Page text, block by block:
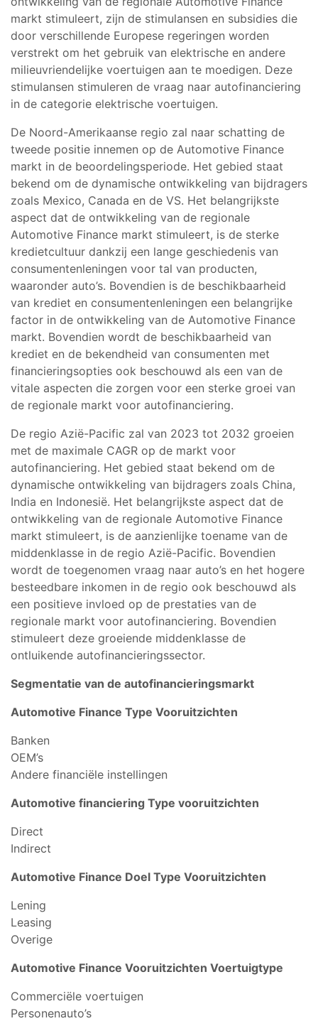
markt stimuleert, zijn de stimulansen en subsidies die
door verschillende Europese regeringen worden
verstrekt om het gebruik van elektrische en andere
milieuvriendelijke voertuigen aan te moedigen. Deze
stimulansen stimuleren de vraag naar autofinanciering
in de categorie elektrische voertuigen.
De Noord-Amerikaanse regio zal naar schatting de
tweede positie innemen op de Automotive Finance
markt in de beoordelingsperiode. Het gebied staat
bekend om de dynamische ontwikkeling van bijdragers
zoals Mexico, Canada en de VS. Het belangrijkste
aspect dat de ontwikkeling van de regionale
Automotive Finance markt stimuleert, is de sterke
kredietcultuur dankzij een lange geschiedenis van
consumentenleningen voor tal van producten,
waaronder auto’s. Bovendien is de beschikbaarheid
van krediet en consumentenleningen een belangrijke
factor in de ontwikkeling van de Automotive Finance
markt. Bovendien wordt de beschikbaarheid van
krediet en de bekendheid van consumenten met
financieringsopties ook beschouwd als een van de
vitale aspecten die zorgen voor een sterke groei van
de regionale markt voor autofinanciering.
De regio Azië-Pacific zal van 2023 tot 2032 groeien
met de maximale CAGR op de markt voor
autofinanciering. Het gebied staat bekend om de
dynamische ontwikkeling van bijdragers zoals China,
India en Indonesië. Het belangrijkste aspect dat de
ontwikkeling van de regionale Automotive Finance
markt stimuleert, is de aanzienlijke toename van de
middenklasse in de regio Azië-Pacific. Bovendien
wordt de toegenomen vraag naar auto’s en het hogere
besteedbare inkomen in de regio ook beschouwd als
een positieve invloed op de prestaties van de
regionale markt voor autofinanciering. Bovendien
stimuleert deze groeiende middenklasse de
ontluikende autofinancieringssector.
Segmentatie van de autofinancieringsmarkt
Automotive Finance Type Vooruitzichten
Banken
OEM’s
Andere financiële instellingen
Automotive financiering Type vooruitzichten
Direct
Indirect
Automotive Finance Doel Type Vooruitzichten
Lening
Leasing
Overige
Automotive Finance Vooruitzichten Voertuigtype
Commerciële voertuigen
Personenauto’s